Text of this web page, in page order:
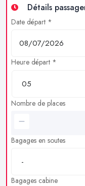
Détails
Date départ *
Heure départ *
Nombre de places
Bagages en soutes
Bagages cabine